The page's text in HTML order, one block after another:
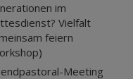
im
Vielfalt
feiern
Meeting